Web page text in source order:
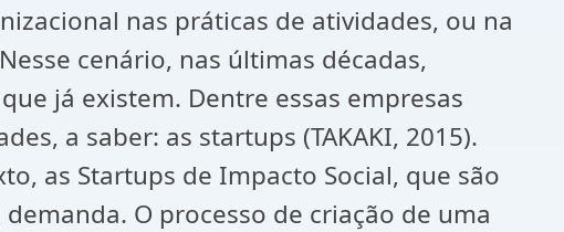
nas práticas de atividades, ou na
cenário, nas últimas décadas,
já existem. Dentre essas empresas
a saber: as startups (TAKAKI, 2015).
as Startups de Impacto Social, que são
O processo de criação de uma